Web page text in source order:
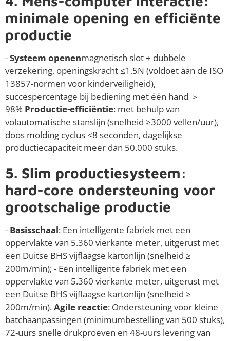
minimale opening en efficiënte
productie
-Systeem openenmagnetisch slot + dubbele
verzekering, openingskracht ≤1,5N (voldoet aan de ISO
13857-normen voor kinderveiligheid),
succespercentage bij bediening met één hand ＞
98% Productie-efficiëntie: met behulp van
volautomatische stanslijn (snelheid ≥3000 vellen/uur),
doos molding cyclus <8 seconden, dagelijkse
productiecapaciteit meer dan 50.000 stuks.
5. Slim productiesysteem:
hard-core ondersteuning voor
grootschalige productie
- Basisschaal: Een intelligente fabriek met een
oppervlakte van 5.360 vierkante meter, uitgerust met
een Duitse BHS vijflaagse kartonlijn (snelheid ≥
200m/min); - Een intelligente fabriek met een
oppervlakte van 5.360 vierkante meter, uitgerust met
een Duitse BHS vijflaagse kartonlijn (snelheid ≥
200m/min).Agile reactie: Ondersteuning voor kleine
batchaanpassingen (minimumbestelling van 500 stuks),
72-uurs snelle drukproeven en 48-uurs levering van